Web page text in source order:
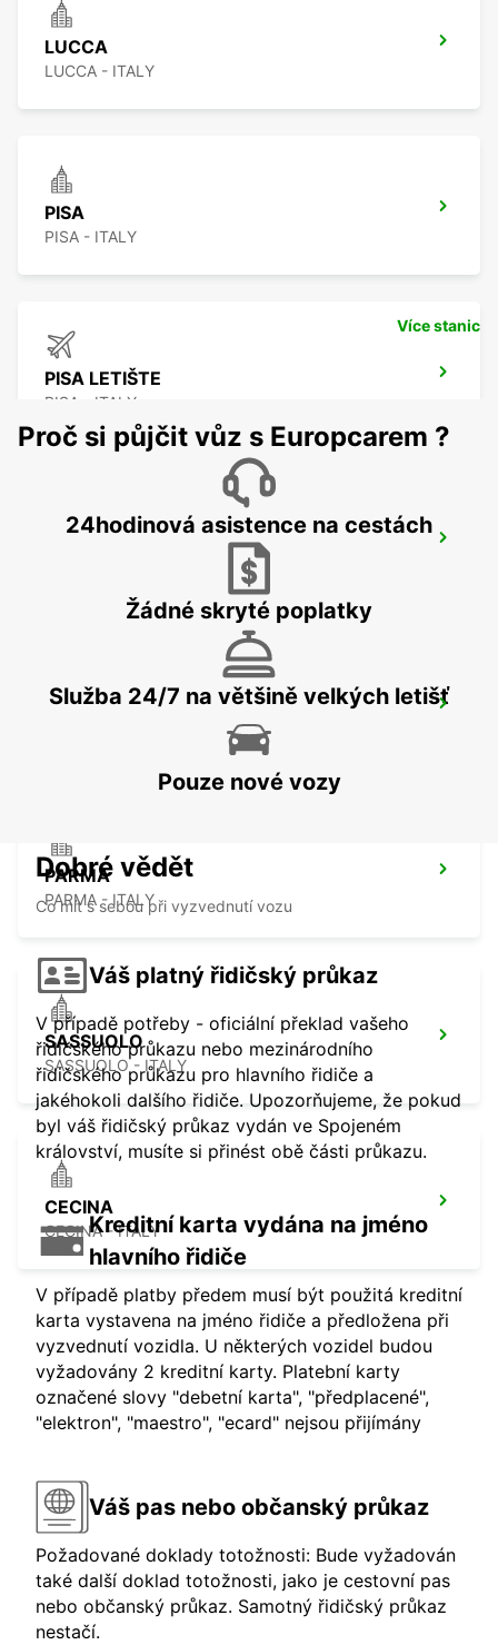
LUCCA
LUCCA - ITALY
PISA
PISA - ITALY
PISA LETIŠTE
PISA - ITALY
GENOA AIRPORT
PARMA
PARMA - ITALY
SASSUOLO
SASSUOLO - ITALY
CECINA
CECINA - ITALY
Více stanic
Proč si půjčit vůz s Europcarem ?
24hodinová asistence na cestách
Žádné skryté poplatky
Služba 24/7 na většině velkých letišť
Pouze nové vozy
Dobré vědět
Co mít s sebou při vyzvednutí vozu
Váš platný řidičský průkaz
V případě potřeby - oficiální překlad vašeho
řidičského průkazu nebo mezinárodního
řidičského průkazu pro hlavního řidiče a
jakéhokoli dalšího řidiče. Upozorňujeme, že pokud
byl váš řidičský průkaz vydán ve Spojeném
království, musíte si přinést obě části průkazu.
Kreditní karta vydána na jméno
hlavního řidiče
V případě platby předem musí být použitá kreditní
karta vystavena na jméno řidiče a předložena při
vyzvednutí vozidla. U některých vozidel budou
vyžadovány 2 kreditní karty. Platební karty
označené slovy "debetní karta", "předplacené",
"elektron", "maestro", "ecard" nejsou přijímány
Váš pas nebo občanský průkaz
Požadované doklady totožnosti: Bude vyžadován
také další doklad totožnosti, jako je cestovní pas
nebo občanský průkaz. Samotný řidičský průkaz
nestačí.